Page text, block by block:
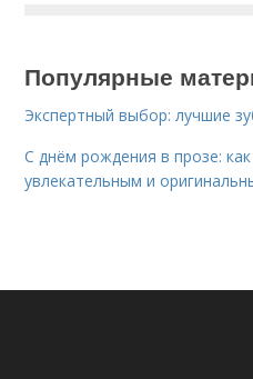
Популярные
Экспертный выбор: лучшие
С днём рождения в прозе:
увлекательным и